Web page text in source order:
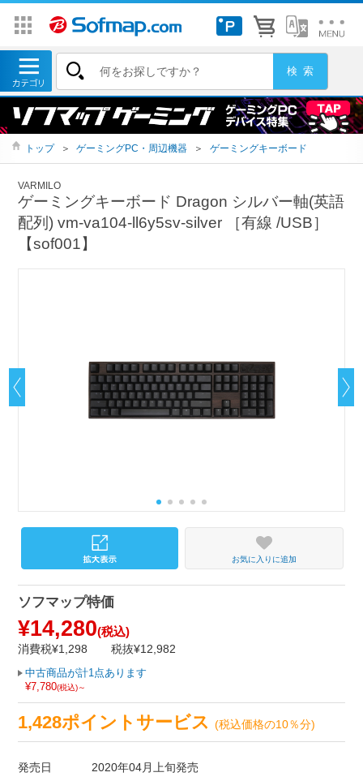
トップ ＞ ゲーミングPC・周辺機器 ＞ ゲーミングキーボード
VARMILO
ゲーミングキーボード Dragon シルバー軸(英語
配列) vm-va104-ll6y5sv-silver ［有線 /USB］
【sof001】
お気に入りに追加
ソフマップ特価
¥14,280(税込)
消費税¥1,298 税抜¥12,982
中古商品が計1点あります
¥7,780(税込)～
1,428ポイントサービス(税込価格の10％分)
発売日 2020年04月上旬発売